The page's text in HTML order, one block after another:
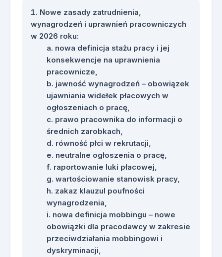
Nowe zasady zatrudnienia,
wynagrodzeń i uprawnień pracowniczych
w 2026 roku:
nowa definicja stażu pracy i jej
konsekwencje na uprawnienia
pracownicze,
jawność wynagrodzeń – obowiązek
ujawniania widełek płacowych w
ogłoszeniach o pracę,
prawo pracownika do informacji o
średnich zarobkach,
równość płci w rekrutacji,
neutralne ogłoszenia o pracę,
raportowanie luki płacowej,
wartościowanie stanowisk pracy,
zakaz klauzul poufności
wynagrodzenia,
nowa definicja mobbingu – nowe
obowiązki dla pracodawcy w zakresie
przeciwdziałania mobbingowi i
dyskryminacji,